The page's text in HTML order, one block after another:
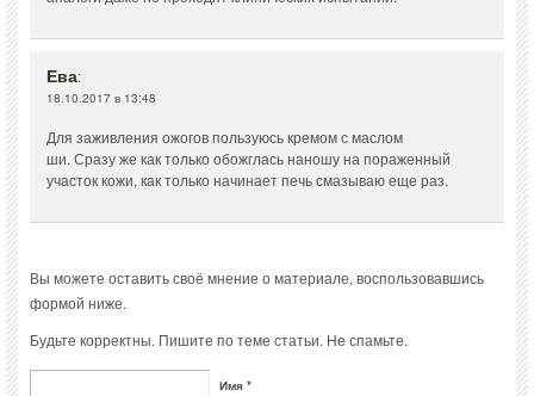
Ева:
18.10.2017 в 13:48
Для заживления ожогов пользуюсь кремом с маслом
ши. Сразу же как только обожглась наношу на пораженный
участок кожи, как только начинает печь смазываю еще раз.
Вы можете оставить своё мнение о материале, воспользовавшись
формой ниже.
Будьте корректны. Пишите по теме статьи. Не спамьте.
Имя *